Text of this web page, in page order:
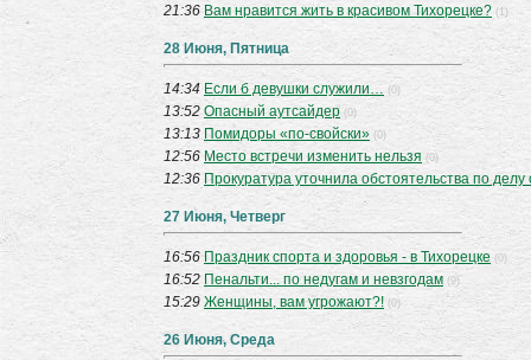
21:36 Вам нравится жить в красивом Тихорецке? (1)
28 Июня, Пятница
14:34 Если б девушки служили… (0)
13:52 Опасный аутсайдер (0)
13:13 Помидоры «по-свойски» (0)
12:56 Место встречи изменить нельзя (0)
12:36 Прокуратура уточнила обстоятельства по
27 Июня, Четверг
16:56 Праздник спорта и здоровья - в Тихорецке (0)
16:52 Пенальти... по недугам и невзгодам (9)
15:29 Женщины, вам угрожают?! (0)
26 Июня, Среда